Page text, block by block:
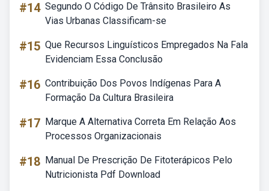
#14 Segundo O Código De Trânsito Brasileiro As
Vias Urbanas Classificam-se
#15 Que Recursos Linguísticos Empregados Na Fala
Evidenciam Essa Conclusão
#16 Contribuição Dos Povos Indígenas Para A
Formação Da Cultura Brasileira
#17 Marque A Alternativa Correta Em Relação Aos
Processos Organizacionais
#18 Manual De Prescrição De Fitoterápicos Pelo
Nutricionista Pdf Download